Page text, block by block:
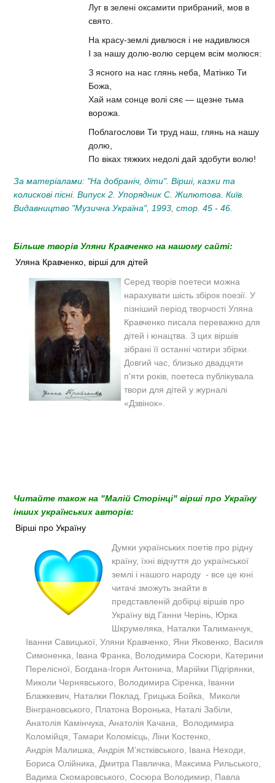
Луг в зелені оксамити прибраний, мов в
свято.
На красу-землі дивлюся і не надивлюся
І за нашу долю-волю серцем всім молюся:
З ясного на нас глянь неба, Матінко Ти
Божа,
Хай нам сонце волі сяє — щезне тьма
ворожа.
Поблагослови Ти труд наш, глянь на нашу
долю,
По віках тяжких недолі дай здобути волю!
За матеріалами: "На добраніч, діти". Вірші, казки та
колискові пісні. Випуск 2. Упорядник С. Жилютова. Київ.
Видавництво "Музична Україна", 1993, стор. 45 - 46.
Більше творів Уляни Кравченко на нашому сайті:
Уляна Кравченко, вірші для дітей
Серед творів поетеси можна
нарахувати шість збірок поезії. У
пізніший період творчості Уляна
Кравченко писала переважно для
дітей і юнацтва. З цих віршів
зібрані її останні чотири збірки.
Довгий час, близько двадцяти
п'яти років, поетеса публікувала
твори для дітей у журналі
«Дзвінок».
Читайте також на "Малій Сторінці" вірші про Україну
інших українських авторів:
Вірші про Україну
Думки українських поетів про рідну
країну, їхні відчуття до української
землі і нашого народу - все це юні
читачі зможуть знайти в
представленій добірці віршів про
Україну від Ганни Черінь, Юрка
Шкрумеляка, Наталки Талиманчук,
Іванни Савицької, Уляни Кравченко, Яни Яковенко, Василя
Симоненка, Івана Франка, Володимира Сосюри, Катерини
Перелісної, Богдана-Ігоря Антонича, Марійки Підгірянки,
Миколи Чернявського, Володимира Сіренка, Іванни
Блажкевич, Наталки Поклад, Грицька Бойка, Миколи
Вінграновського, Платона Воронька, Наталі Забіли,
Анатолія Камінчука, Анатолія Качана, Володимира
Коломійця, Тамари Коломієць, Ліни Костенко,
Андрія Малишка, Андрія М’ястківського, Івана Неходи,
Бориса Олійника, Дмитра Павличка, Максима Рильського,
Вадима Скомаровського, Сосюра Володимир, Павла